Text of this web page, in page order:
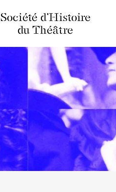
Société d'Histoire
du Théâtre